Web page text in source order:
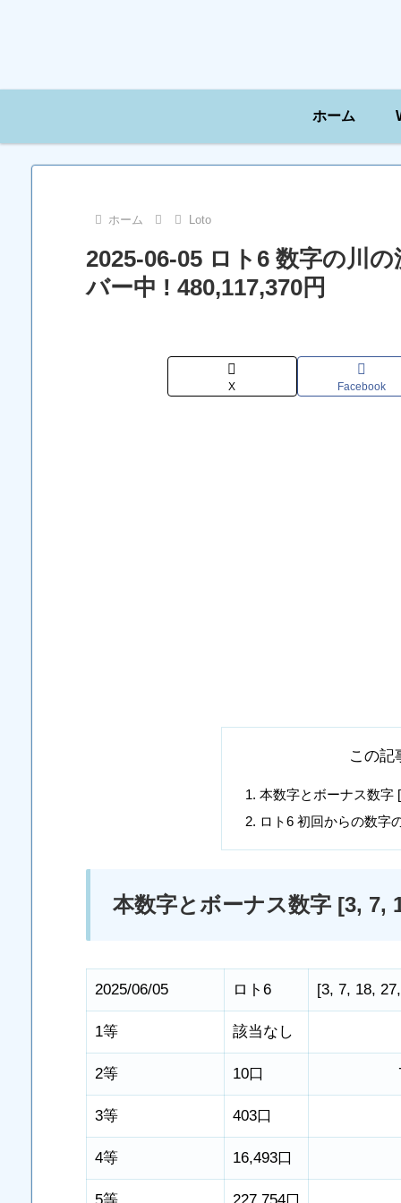
ホーム
ホーム Loto
2025-06-05 ロト6 数字の川
バー中 ! 480,117,370円
X Facebook
この記
本数字とボーナス数字
ロト6 初回からの数字
本数字とボーナス数字 [3, 7,
2025/06/05 ロト6 [3, 7, 18, 27
1等 該当なし
2等 10口
3等 403口
4等 16,493口